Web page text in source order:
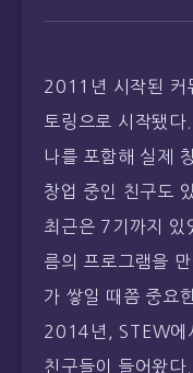
2011년 시작된 커
토링으로 시작됐
나를 포함해 실제
창업 중인 친구도
최근은 7기까지
름의 프로그램을
가 쌓일 때쯤 중요
2014년, STEW에
친구들이 들어왔